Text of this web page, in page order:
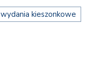
wydania kieszonkowe